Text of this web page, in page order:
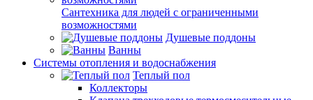
Сантехника для людей с ограниченными
возможностями
Душевые поддоны
Ванны
Системы отопления и водоснабжения
Теплый пол
Коллекторы